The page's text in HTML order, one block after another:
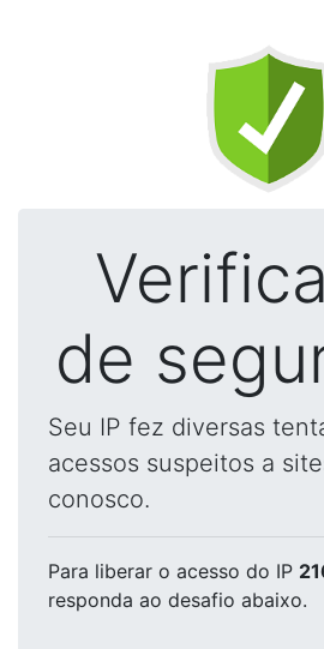
de
Seu IP fez diversas
acessos suspeitos a
conosco.
Para liberar o acesso do IP
responda ao desafio abaixo.